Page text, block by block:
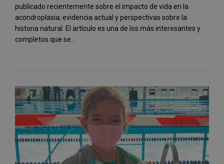
publicado recientemente sobre el impacto de vida en la
acondroplasia; evidencia actual y perspectivas sobre la
historia natural. El artículo es una de los más interesantes y
completos que se...